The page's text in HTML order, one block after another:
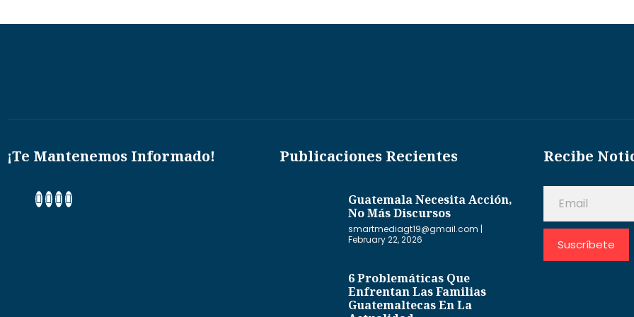
¡Te Mantenemos Informado! Publicaciones Recientes
Guatemala Necesita Acción,
No Más Discursos
smartmediagt19@gmail.com
February 22, 2026
6 Problemáticas Que
Enfrentan Las Familias
Guatemaltecas En La
Recibe
Suscríbete